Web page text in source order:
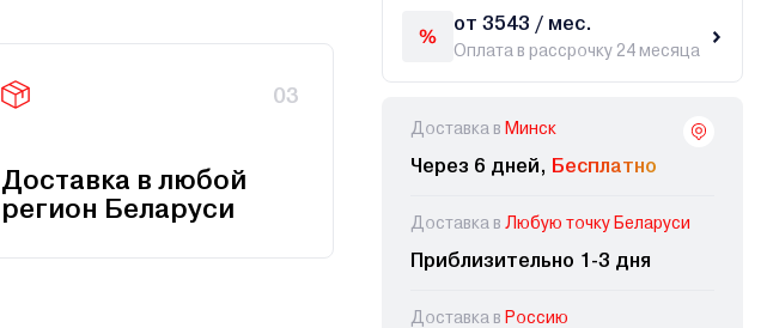
03
Доставка в любой
регион Беларуси
от 3543 / мес.
Оплата в рассрочку 24 месяца
Доставка в Минск
Через 6 дней, Бесплатно
Доставка в Любую точку Беларуси
Приблизительно 1-3 дня
Доставка в Россию